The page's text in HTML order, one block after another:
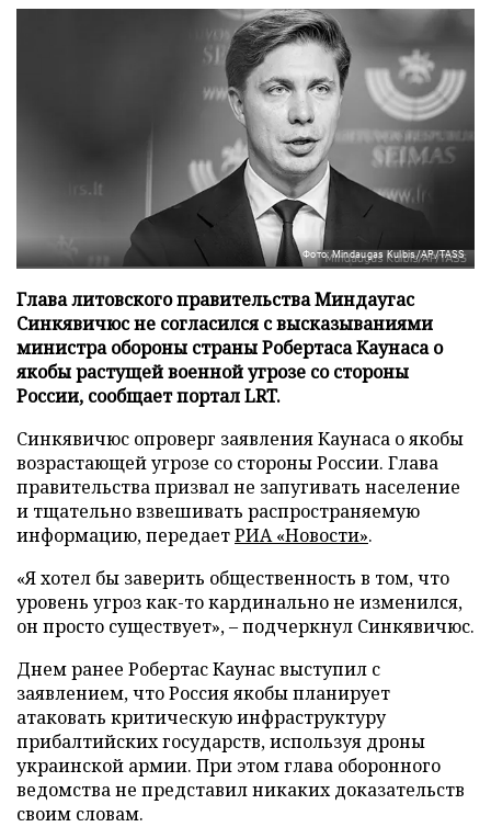
Фото: Mindaugas Kulbis/AP/TASS
Глава литовского правительства Миндаугас
Синкявичюс не согласился с высказываниями
министра обороны страны Робертаса Каунаса о
якобы растущей военной угрозе со стороны
России, сообщает портал LRT.
Синкявичюс опроверг заявления Каунаса о якобы
возрастающей угрозе со стороны России. Глава
правительства призвал не запугивать население
и тщательно взвешивать распространяемую
информацию, передаетРИА «Новости».
«Я хотел бы заверить общественность в том, что
уровень угроз как-то кардинально не изменился,
он просто существует», – подчеркнул Синкявичюс.
Днем ранее Робертас Каунас выступил с
заявлением, что Россия якобы планирует
атаковать критическую инфраструктуру
прибалтийских государств, используя дроны
украинской армии. При этом глава оборонного
ведомства не представил никаких доказательств
своим словам.